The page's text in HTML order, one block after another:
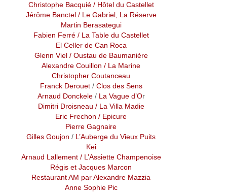
Christophe Bacquié/ Hôtel du Castellet
Jérôme Banctel / Le Gabriel, La Réserve
Martin Berasategui
Fabien Ferré / La Table du Castellet
El Celler de Can Roca
Glenn Viel / Oustau de Baumanière
Alexandre Couillon / La Marine
Christopher Coutanceau
Franck Derouet/ Clos des Sens
Arnaud Donckele / La Vague d’Or
Dimitri Droisneau / La Villa Madie
Eric Frechon / Epicure
Pierre Gagnaire
Gilles Goujon/ L’Auberge du Vieux Puits
Kei
Arnaud Lallement/ L’Assiette Champenoise
Régis et Jacques Marcon
Restaurant AM par Alexandre Mazzia
Anne Sophie Pic